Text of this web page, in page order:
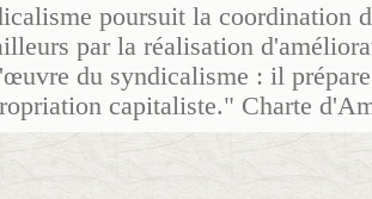
poursuit la coordination
par la réalisation
du syndicalisme : il
capitaliste." Charte